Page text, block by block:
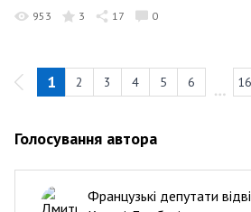
953 3 17 0
1 2 3 4 5 6
Голосування автора
Французькі депутати